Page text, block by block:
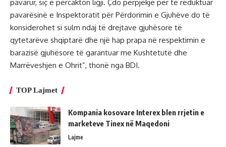
pavarur, siç e përcakton ligji. Çdo përpjekje për të reduktuar
pavarësinë e Inspektoratit për Përdorimin e Gjuhëve do të
konsiderohet si sulm ndaj të drejtave gjuhësore të
qytetarëve shqiptarë dhe një hap prapa në respektimin e
barazisë gjuhësore të garantuar me Kushtetutë dhe
Marrëveshjen e Ohrit”, thonë nga BDI.
TOP Lajmet
Kompania kosovare Interex blen rrjetin e
marketeve Tinex në Maqedoni
Lajme